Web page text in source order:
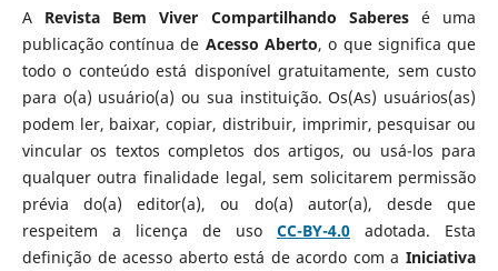
A Revista Bem Viver Compartilhando Saberesé uma
publicação contínua de Acesso Aberto, o que significa que
todo o conteúdo está disponível gratuitamente, sem custo
para o(a) usuário(a) ou sua instituição. Os(As) usuários(as)
podem ler, baixar, copiar, distribuir, imprimir, pesquisar ou
vincular os textos completos dos artigos, ou usá-los para
qualquer outra finalidade legal, sem solicitarem permissão
prévia do(a) editor(a), ou do(a) autor(a), desde que
respeitem a licença de usoCC-BY-4.0 adotada. Esta
definição de acesso aberto está de acordo com aIniciativa